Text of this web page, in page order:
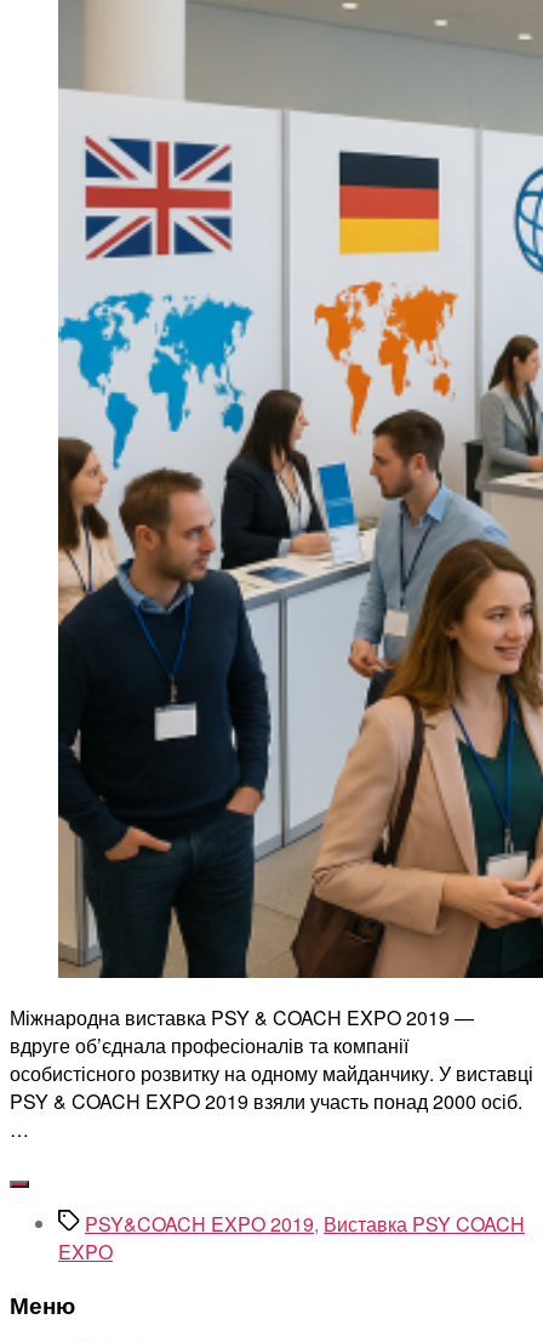
Міжнародна виставка PSY & COACH EXPO 2019 —
вдруге об’єднала професіоналів та компанії
особистісного розвитку на одному майданчику. У виставці
PSY & COACH EXPO 2019 взяли участь понад 2000 осіб.
…
Позначки
PSY&COACH EXPO 2019, Виставка PSY COACH
EXPO
Меню